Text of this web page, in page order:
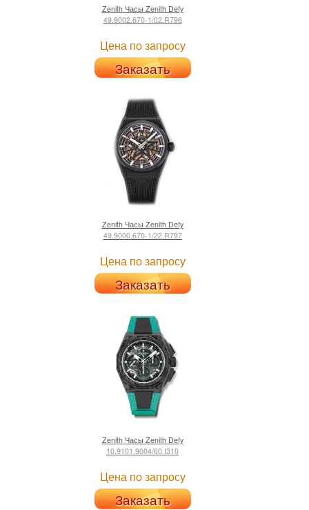
Zenith Часы Zenith Defy
49.9002.670-1/02.R796
Цена по запросу
Заказать
Zenith Часы Zenith Defy
49.9000.670-1/22.R797
Цена по запросу
Заказать
Zenith Часы Zenith Defy
10.9101.9004/60.I310
Цена по запросу
Заказать